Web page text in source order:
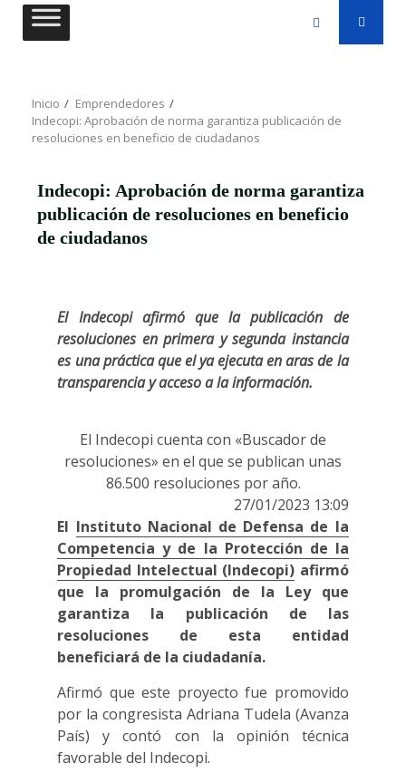
Saltar
Inicio
Emprendedores
Indecopi: Aprobación de norma garantiza publicación de
resoluciones en beneficio de ciudadanos
Indecopi: Aprobación de norma garantiza
publicación de resoluciones en beneficio
de ciudadanos
El Indecopi afirmó que la publicación de
resoluciones en primera y segunda instancia
es una práctica que el ya ejecuta en aras de la
transparencia y acceso a la información.
El Indecopi cuenta con «Buscador de
resoluciones» en el que se publican unas
86.500 resoluciones por año.
27/01/2023 13:09
El Instituto Nacional de Defensa de la
Competencia y de la Protección de la
Propiedad Intelectual (Indecopi) afirmó
que la promulgación de la Ley que
garantiza la publicación de las
resoluciones de esta entidad
beneficiará de la ciudadanía.
Afirmó que este proyecto fue promovido
por la congresista Adriana Tudela (Avanza
País) y contó con la opinión técnica
favorable del Indecopi.